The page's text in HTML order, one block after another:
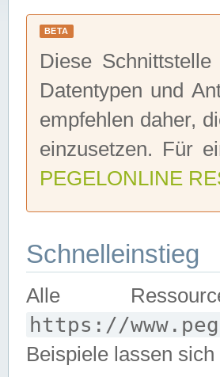
BETA
Diese
Datentypen und
empfehlen daher,
einzusetzen. Für
PEGELONLINE
Schnelleinstieg
Alle
https://
Beispiele lassen